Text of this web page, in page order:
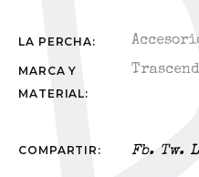
LA PERCHA:
MARCA Y
MATERIAL:
COMPARTIR: Fb. Tw.